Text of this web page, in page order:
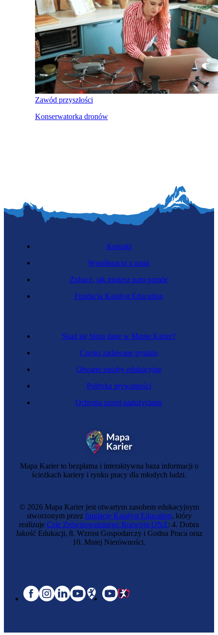
Zawód przyszłości
Konserwatorka dronów
Mapa Karier to bezpłatna i interaktywna baza informacji o
ścieżkach kariery i rynku pracy dla młodych ludzi.
Skąd się biorą dane w Mapie Karier?
Często zadawane pytania
Otwarte zasoby edukacyjne
Polityka prywatności
Ochrona przed nadużyciami
Kontakt
Współpracuj z nami
Zobacz, jak możesz nam pomóc
Fundacja Katalyst Education
© 2026 Mapa Karier jest otwartym zasobem edukacyjnym
stworzonym przez fundację Katalyst Education, który
realizuje Cele Zrównoważonego Rozwoju ONZ: 4. Dobra
Jakość Edukacji, 8. Wzrost Gospodarczy i Godna Praca oraz
10. Mniej Nierówności.